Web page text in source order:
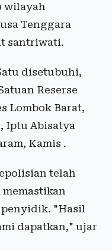
wilayah
Tenggara
santriwati.
disetubuhi,
Reserse
Lombok Barat,
Iptu Abisatya
Kamis .
telah
"Hasil
dapatkan," ujar